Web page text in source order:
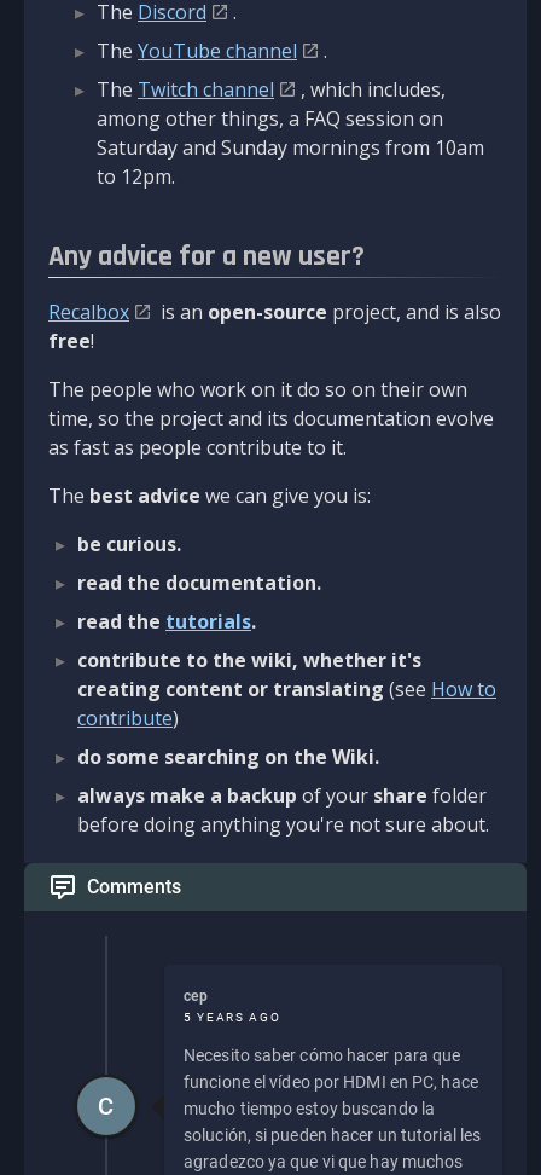
The Discord
.
The YouTube channel
.
The Twitch channel
, which includes,
among other things, a FAQ session on
Saturday and Sunday mornings from 10am
to 12pm.
Any advice for a new user?
Recalbox is an open-source project, and is also
free!
The people who work on it do so on their own
time, so the project and its documentation evolve
as fast as people contribute to it.
The best advice we can give you is:
be curious.
read the documentation.
read the tutorials.
contribute to the wiki, whether it's
creating content or translating (see How to
contribute)
do some searching on the Wiki.
always make a backup of your share folder
before doing anything you're not sure about.
Comments
cep
5 YEARS AGO
Necesito saber cómo hacer para que
funcione el vídeo por HDMI en PC, hace
mucho tiempo estoy buscando la
solución, si pueden hacer un tutorial les
agradezco ya que vi que hay muchos
C